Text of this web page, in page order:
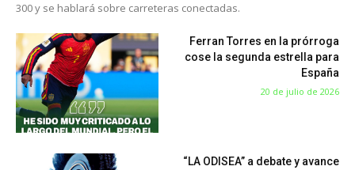
300 y se hablará sobre carreteras conectadas.
Ferran Torres en la prórroga
cose la segunda estrella para
España
20 de julio de 2026
“LA ODISEA” a debate y avance